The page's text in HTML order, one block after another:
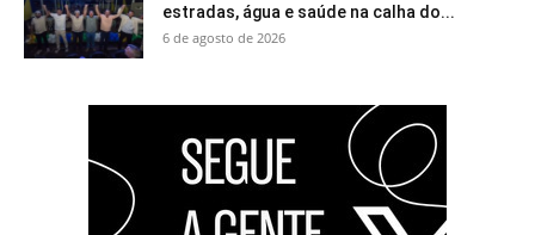
estradas, água e saúde na calha do...
6 de agosto de 2026